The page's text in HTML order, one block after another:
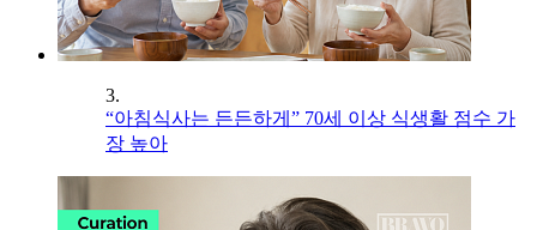
3.
“아침식사는 든든하게” 70세 이상 식생활 점수 가
장 높아